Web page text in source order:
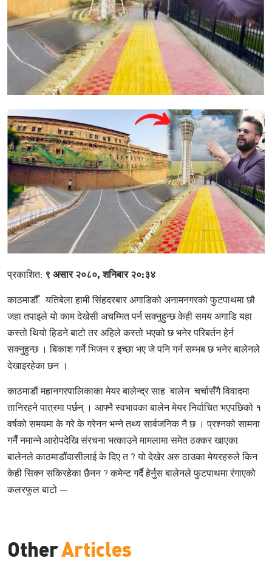
प्रकाशित: ९ असार २०८०, शनिबार २०:३४
काठमाडौँ: यतिबेला हामी सिंहदरबार अगाडिको अनामनगरको फुटपाथमा छौ
जहा तपाइले यो काम देखेसी अचम्मित पर्न सक्नुहुन्छ केही समय अगाडि यहा
कस्तो थियो हिडने बाटो तर अहिले कस्तो भएको छ भनेर परिबर्तन हेर्न
सक्नुहुन्छ । बिकाश गर्ने भिजन र इच्छा भए जे पनि गर्न सम्भब छ भनेर बालेनले
देखाइरहेका छन ।
काठमाडौं महानगरपालिकाका मेयर बालेन्द्र साह ‘बालेन’ चर्चासँगै विवादमा
तानिरहने पात्रमा पर्छन् । आफ्नै स्वभावका बालेन मेयर निर्वाचित भएपछिको १
वर्षको समयमा के गरे के गरेनन भन्ने तथ्य सार्वजनिक नै छ । प्रश्नको सामना
गर्नै नमान्ने आरोपदेखि संरचना भत्काउने मामलामा समेत ठक्कर खाएका
बालेनले काठमाडौंवासीलाई के दिए त ? यो देखेर अरु ठाउका मेयरहरुले किन
केही सिक्न सकिरहेका छैनन ? कमेन्ट गर्दै हेर्नुस बालेनले फुटपाथमा रंगाएको
कलरफुल बाटो —
OtherArticles